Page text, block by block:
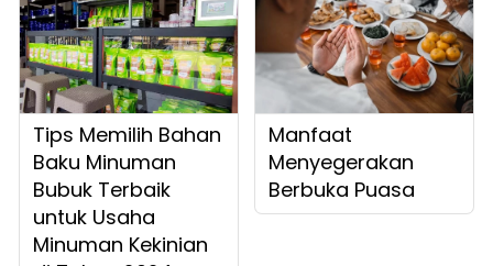
Tips Memilih Bahan
Baku Minuman
Bubuk Terbaik
untuk Usaha
Minuman Kekinian
Manfaat
Menyegerakan
Berbuka Puasa